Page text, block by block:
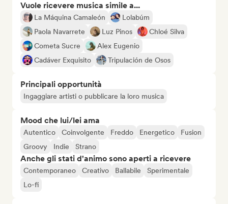
Vuole ricevere musica simile a...
La Máquina Camaleón
Lolabúm
Paola Navarrete
Luz Pinos
Chloé Silva
Cometa Sucre
Alex Eugenio
Cadáver Exquisito
Tripulación de Osos
Principali opportunità
Ingaggiare artisti o pubblicare la loro musica
Mood che lui/lei ama
Autentico Coinvolgente Freddo Energetico
Fusion
Groovy
Indie Strano
Anche gli stati d'animo sono aperti a ricevere
Contemporaneo Creativo Ballabile
Sperimentale
Lo-fi